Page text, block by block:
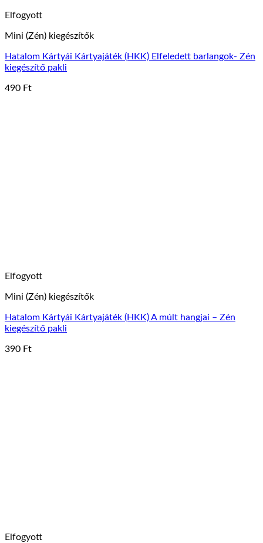
Elfogyott
Mini (Zén) kiegészítők
Hatalom Kártyái Kártyajáték (HKK) Elfeledett barlangok- Zén
kiegészítő pakli
490 Ft
Elfogyott
Mini (Zén) kiegészítők
Hatalom Kártyái Kártyajáték (HKK) A múlt hangjai – Zén
kiegészítő pakli
390 Ft
Elfogyott